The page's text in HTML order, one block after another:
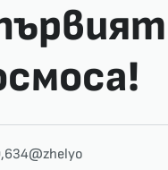
@zhelyo